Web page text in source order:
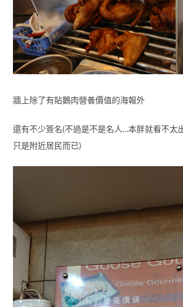
牆上除了有貼鵝肉營養價值的海報外
還有不少簽名(不過是不是名人…本胖就看不太
只是附近居民而已)